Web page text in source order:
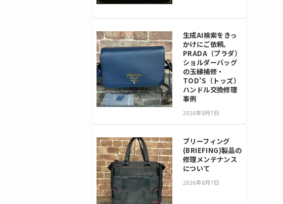
生成AI検索をきっ
かけにご依頼。
PRADA（プラダ）
ショルダーバッグ
の玉縁補修・
TOD’S（トッズ）
ハンドル交換修理
事例
2026年8月7日
ブリーフィング
(BRIEFING)製品の
修理メンテナンス
について
2026年8月7日